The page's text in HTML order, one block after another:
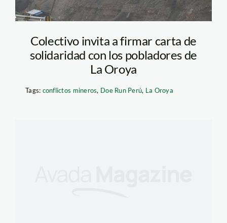
Colectivo invita a firmar carta de
solidaridad con los pobladores de
La Oroya
Tags: conflictos mineros, Doe Run Perú, La Oroya